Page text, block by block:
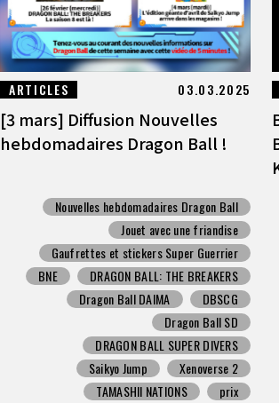
ARTICLES 03.03.2025
[3 mars] Diffusion Nouvelles
hebdomadaires Dragon Ball !
Nouvelles hebdomadaires Dragon Ball
Jouet avec une friandise
Gaufrettes et stickers Super Guerrier
BNE
DRAGON BALL: THE BREAKERS
Dragon Ball DAIMA
DBSCG
Dragon Ball SD
DRAGON BALL SUPER DIVERS
Saikyo Jump
Xenoverse 2
TAMASHII NATIONS
prix